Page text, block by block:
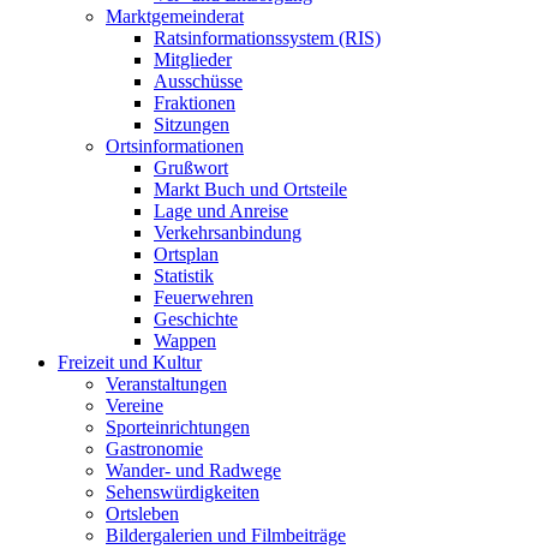
Marktgemeinderat
Ratsinformationssystem (RIS)
Mitglieder
Ausschüsse
Fraktionen
Sitzungen
Ortsinformationen
Grußwort
Markt Buch und Ortsteile
Lage und Anreise
Verkehrsanbindung
Ortsplan
Statistik
Feuerwehren
Geschichte
Wappen
Freizeit und Kultur
Veranstaltungen
Vereine
Sporteinrichtungen
Gastronomie
Wander- und Radwege
Sehenswürdigkeiten
Ortsleben
Bildergalerien und Filmbeiträge